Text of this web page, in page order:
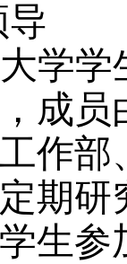
学
成
作
期
生